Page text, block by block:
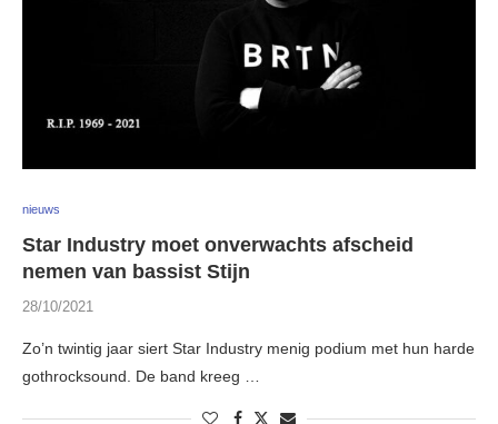
nieuws
Star Industry moet onverwachts afscheid
nemen van bassist Stijn
28/10/2021
Zo’n twintig jaar siert Star Industry menig podium met hun harde
gothrocksound. De band kreeg …